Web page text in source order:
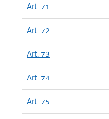
Art. 71
Art. 72
Art. 73
Art. 74
Art. 75